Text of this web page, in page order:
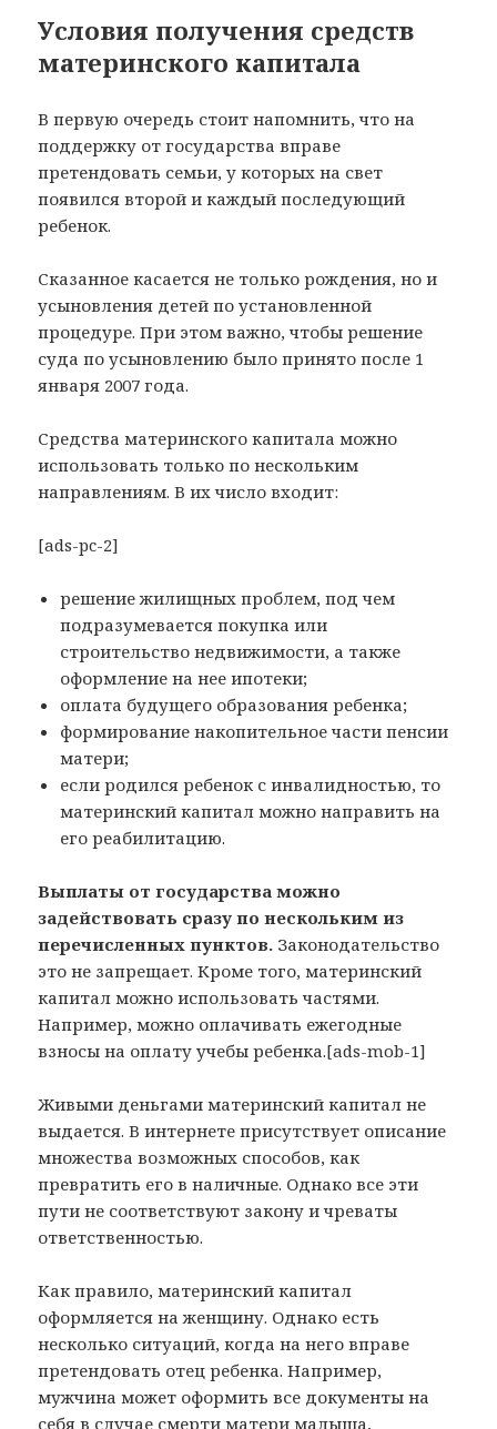
Условия получения средств
материнского капитала
В первую очередь стоит напомнить, что на
поддержку от государства вправе
претендовать семьи, у которых на свет
появился второй и каждый последующий
ребенок.
Сказанное касается не только рождения, но и
усыновления детей по установленной
процедуре. При этом важно, чтобы решение
суда по усыновлению было принято после 1
января 2007 года.
Средства материнского капитала можно
использовать только по нескольким
направлениям. В их число входит:
[ads-pc-2]
решение жилищных проблем, под чем
подразумевается покупка или
строительство недвижимости, а также
оформление на нее ипотеки;
оплата будущего образования ребенка;
формирование накопительное части пенсии
матери;
если родился ребенок с инвалидностью, то
материнский капитал можно направить на
его реабилитацию.
Выплаты от государства можно
задействовать сразу по нескольким из
перечисленных пунктов. Законодательство
это не запрещает. Кроме того, материнский
капитал можно использовать частями.
Например, можно оплачивать ежегодные
взносы на оплату учебы ребенка.[ads-mob-1]
Живыми деньгами материнский капитал не
выдается. В интернете присутствует описание
множества возможных способов, как
превратить его в наличные. Однако все эти
пути не соответствуют закону и чреваты
ответственностью.
Как правило, материнский капитал
оформляется на женщину. Однако есть
несколько ситуаций, когда на него вправе
претендовать отец ребенка. Например,
мужчина может оформить все документы на
себя в случае смерти матери малыша,